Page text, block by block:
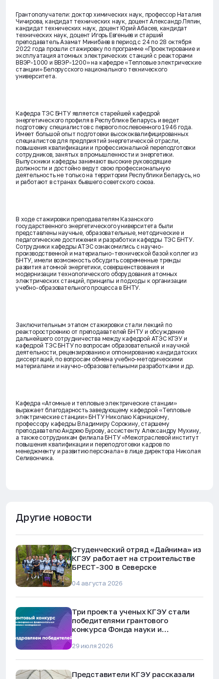
Грантополучатели: доктор химических наук, профессор Наталия
Чичирова, кандидат технических наук, доцент Александр Ляпин,
кандидат технических наук, доцент Юрий Абасев, кандидат
технических наук, доцент Игорь Евгеньев и старший
преподаватель Азамат Минибаев в период с 24 по 28 октября
2022 года прошли стажировку по программе «Проектирование и
эксплуатация атомных электрических станций с реакторами
ВВЭР-1000 и ВВЭР-1200» на кафедре «Тепловые электрические
станции» Белорусского национального технического
университета.
Кафедра ТЭС БНТУ является старейшей кафедрой
энергетического профиля в Республике Беларусь и ведет
подготовку специалистов с первого послевоенного 1946 года.
Имеет большой опыт подготовки высококвалифицированных
специалистов для предприятий энергетической отрасли,
повышения квалификации и профессиональной переподготовки
сотрудников, занятых в промышленности и энергетики.
Выпускники кафедры занимают высокие руководящие
должности и достойно ведут свою профессиональную
деятельность не только на территории Республики Беларусь, но
и работают в странах бывшего советского союза.
В ходе стажировки преподавателям Казанского
государственного энергетического университета были
представлены научные, образовательные, методические и
педагогические достижения и разработки кафедры ТЭС БНТУ.
Сотрудники кафедры АТЭС ознакомились с научно-
производственной и материально-технической базой коллег из
БНТУ, имели возможность обсудить современные тренды
развития атомной энергетики, совершенствования и
модернизации технологического оборудования атомных
электрических станций, принципы и подходы к организации
учебно-образовательного процесса в БНТУ.
Заключительным этапом стажировки стали лекций по
реакторостроению от преподавателей БНТУ и обсуждение
дальнейшего сотрудничества между кафедрой АТЭС КГЭУ и
кафедрой ТЭС БНТУ по вопросам образовательной и научной
деятельности, рецензированию и оппонированию кандидатских
диссертаций, по вопросам обмена учебно-методическими
материалами и научно-образовательными разработками и др.
Кафедра «Атомные и тепловые электрические станции»
выражает благодарность заведующему кафедрой «Тепловые
электрические станции» БНТУ Николаю Карницкому,
профессору кафедры Владимиру Сорокину, старшему
преподавателю Андрею Бурову, ассистенту Александру Мухину,
а также сотрудникам филиала БНТУ «Межотраслевой институт
повышения квалификации и переподготовки кадров по
менеджменту и развитию персонала» в лице директора Николая
Селивончика.
Другие новости
Студенческий отряд «Дайнима» из
КГЭУ работает на строительстве
БРЕСТ-300 в Северске
04 августа 2026
Три проекта ученых КГЭУ стали
победителями грантового
конкурса Фонда науки и
29 июля 2026
Представители КГЭУ рассказали